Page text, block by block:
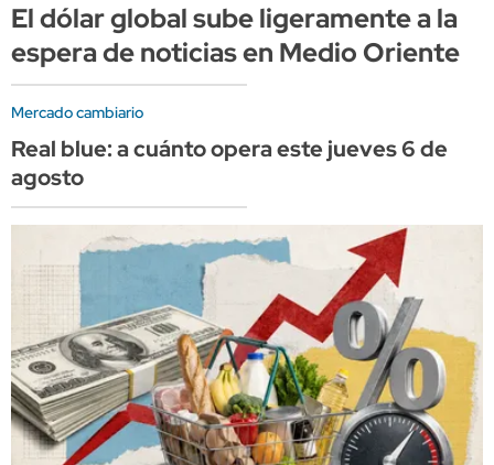
El dólar global sube ligeramente a la
espera de noticias en Medio Oriente
Mercado cambiario
Real blue: a cuánto opera este jueves 6 de
agosto